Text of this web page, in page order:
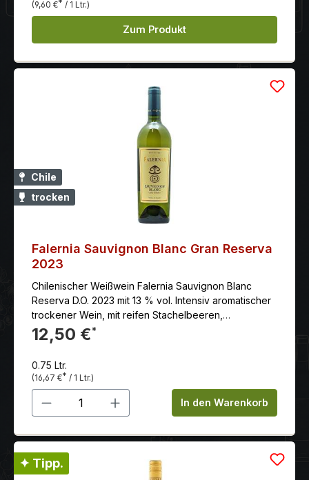
(9,60 €* / 1 Ltr.)
Zum Produkt
Chile
trocken
Falernia Sauvignon Blanc Gran Reserva
2023
Chilenischer Weißwein Falernia Sauvignon Blanc
Reserva D.O. 2023 mit 13 % vol. Intensiv aromatischer
trockener Wein, mit reifen Stachelbeeren,
Zitrusaromen und knackiger Säure.
12,50 €*
0.75 Ltr.
(16,67 €* / 1 Ltr.)
Produkt Anzahl: Gib denIn den Warenkorb
✦ Tipp.